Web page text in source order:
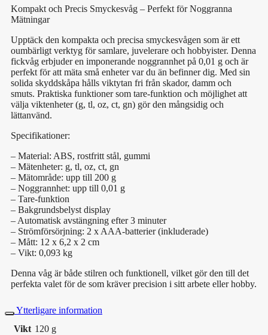
Kompakt och Precis Smyckesvåg – Perfekt för Noggranna
Mätningar
Upptäck den kompakta och precisa smyckesvågen som är ett
oumbärligt verktyg för samlare, juvelerare och hobbyister. Denna
fickvåg erbjuder en imponerande noggrannhet på 0,01 g och är
perfekt för att mäta små enheter var du än befinner dig. Med sin
solida skyddskåpa hålls viktytan fri från skador, damm och
smuts. Praktiska funktioner som tare-funktion och möjlighet att
välja viktenheter (g, tl, oz, ct, gn) gör den mångsidig och
lättanvänd.
Specifikationer:
– Material: ABS, rostfritt stål, gummi
– Mätenheter: g, tl, oz, ct, gn
– Mätområde: upp till 200 g
– Noggrannhet: upp till 0,01 g
– Tare-funktion
– Bakgrundsbelyst display
– Automatisk avstängning efter 3 minuter
– Strömförsörjning: 2 x AAA-batterier (inkluderade)
– Mått: 12 x 6,2 x 2 cm
– Vikt: 0,093 kg
Denna våg är både stilren och funktionell, vilket gör den till det
perfekta valet för de som kräver precision i sitt arbete eller hobby.
Ytterligare information
Vikt 120 g